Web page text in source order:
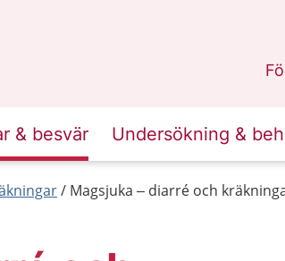
& besvär Undersökning &
Magsjuka – diarré och